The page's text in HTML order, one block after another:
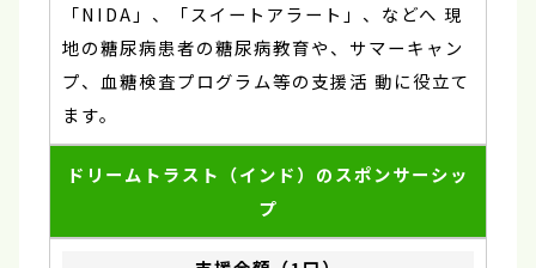
「NIDA」、「スイートアラート」、などへ 現
地の糖尿病患者の糖尿病教育や、サマーキャン
プ、血糖検査プログラム等の支援活 動に役立て
ます。
ドリームトラスト（インド）のスポンサーシッ
プ